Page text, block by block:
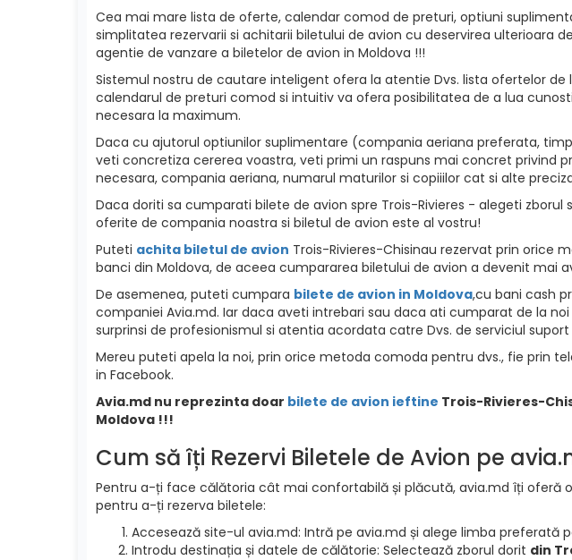
Cea mai mare lista de oferte, calendar comod de preturi, optiuni
simplitatea rezervarii si achitarii biletului de avion cu deservirea
agentie de vanzare a biletelor de avion in Moldova !!!
Sistemul nostru de cautare inteligent ofera la atentie Dvs. lista ofertelor
calendarul de preturi comod si intuitiv va ofera posibilitatea de a lua
necesara la maximum.
Daca cu ajutorul optiunilor suplimentare (compania aeriana preferata,
veti concretiza cererea voastra, veti primi un raspuns mai concret privind
necesara, compania aeriana, numarul maturilor si copiiilor cat si alte
Daca doriti sa cumparati bilete de avion spre Trois-Rivieres - alegeti
oferite de compania noastra si biletul de avion este al vostru!
Puteti achita biletul de avion Trois-Rivieres-Chisinau rezervat prin orice
banci din Moldova, de aceea cumpararea biletului de avion a devenit mai
De asemenea, puteti cumpara bilete de avion in Moldova,cu bani cash
companiei Avia.md. Iar daca aveti intrebari sau daca ati cumparat de la
surprinsi de profesionismul si atentia acordata catre Dvs. de serviciul
Mereu puteti apela la noi, prin orice metoda comoda pentru dvs., fie prin
in Facebook.
Avia.md nu reprezinta doar bilete de avion ieftine Trois-Rivieres-
Moldova !!!
Cum să îți Rezervi Biletele de Avion pe
Pentru a-ți face călătoria cât mai confortabilă și plăcută, avia.md îți oferă
pentru a-ți rezerva biletele:
Accesează site-ul avia.md: Intră pe avia.md și alege limba preferată
Introdu destinația și datele de călătorie: Selectează zborul dorit din